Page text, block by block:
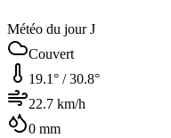
Météo du jour J
Couvert
19.1° /30.8°
22.7 km/h
0 mm